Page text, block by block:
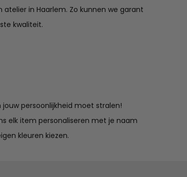
atelier in Haarlem. Zo kunnen we garant
kwaliteit.
jouw persoonlijkheid moet stralen!
elk item personaliseren met je naam
kleuren kiezen.